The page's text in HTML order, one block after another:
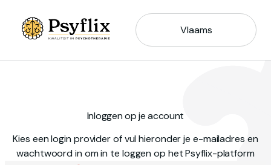
Vlaams
Inloggen op je account
Kies een login provider of vul hieronder je e-mailadres en
wachtwoord in om in te loggen op het Psyflix-platform